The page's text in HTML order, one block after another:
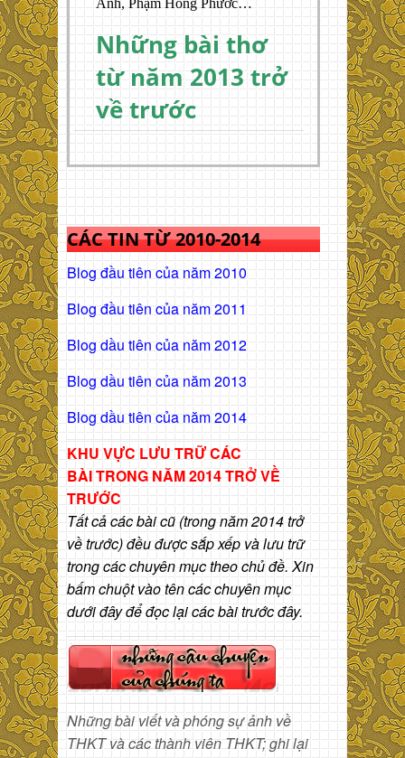
Những bài thơ
từ năm 2013 trở
về trước
CÁC TIN TỪ 2010-2014
Blog đầu tiên của năm 2010
Blog đầu tiên của năm 2011
Blog dầu tiên của năm 2012
Blog dầu tiên của năm 2013
Blog dầu tiên của năm 2014
KHU VỰC LƯU TRỮ CÁC
BÀITRONG NĂM 2014 TRỞ VỀ
TRƯỚC
Tất cả các bài cũ (trong năm 2014 trở
về trước) đều được sắp xếp và lưu trữ
trong các chuyên mục theo chủ đề. Xin
bấm chuột vào tên các chuyên mục
dưới đây để đọc lại các bài trước đây.
Những bài viết và phóng sự ảnh về
THKT và các thành viên THKT; ghi lại